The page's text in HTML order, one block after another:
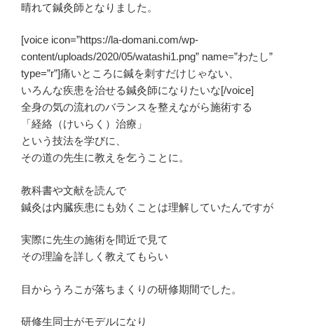
晴れて鍼灸師となりました。
[voice icon=”https://la-domani.com/wp-
content/uploads/2020/05/watashi1.png” name=”わたし”
type=”r”]痛いところに鍼を刺すだけじゃない、
いろんな疾患を治せる鍼灸師になりたいな[/voice]
全身の気の流れのバランスを整えながら施術する
「経絡（けいらく）治療」
という技法を学びに、
その道の先生に教えを乞うことに。
教科書や文献を読んで
鍼灸は内臓疾患にも効くことは理解していたんですが
実際に先生の施術を間近で見て
その理論を詳しく教えてもらい
目からうろこが落ちまくりの研修期間でした。
研修生同士がモデルになり